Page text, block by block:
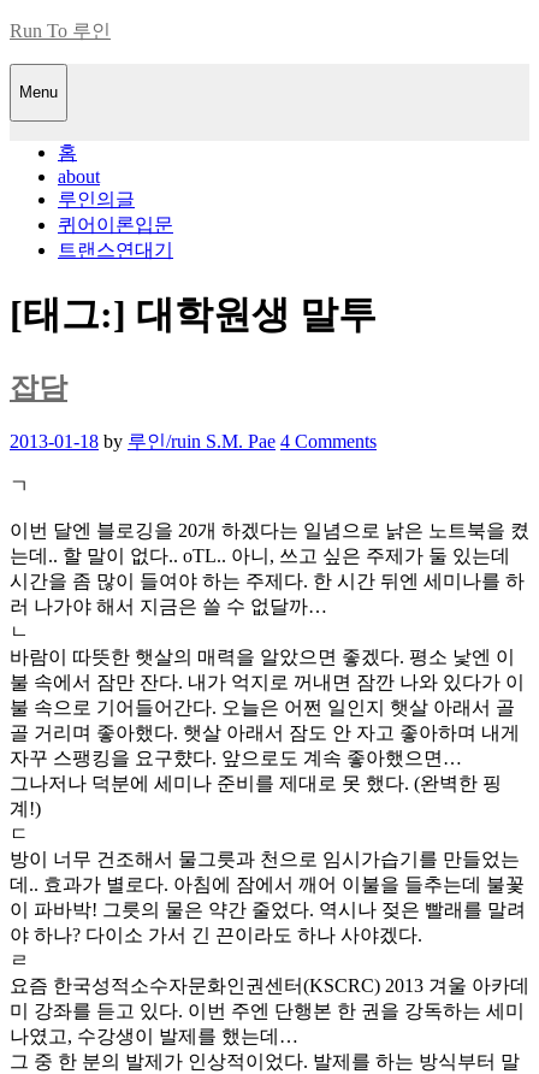
Skip
content
Run To 루인
Menu
홈
about
루인의글
퀴어이론입문
트랜스연대기
[태그:] 대학원생 말투
잡담
Posted
2013-01-18 by 루인/ruin S.M. Pae 4 Comments
ㄱ
이번 달엔 블로깅을 20개 하겠다는 일념으로 낡은 노트북을 켰
는데.. 할 말이 없다.. oTL.. 아니, 쓰고 싶은 주제가 둘 있는데
시간을 좀 많이 들여야 하는 주제다. 한 시간 뒤엔 세미나를 하
러 나가야 해서 지금은 쓸 수 없달까…
ㄴ
바람이 따뜻한 햇살의 매력을 알았으면 좋겠다. 평소 낯엔 이
불 속에서 잠만 잔다. 내가 억지로 꺼내면 잠깐 나와 있다가 이
불 속으로 기어들어간다. 오늘은 어쩐 일인지 햇살 아래서 골
골 거리며 좋아했다. 햇살 아래서 잠도 안 자고 좋아하며 내게
자꾸 스팽킹을 요구햤다. 앞으로도 계속 좋아했으면…
그나저나 덕분에 세미나 준비를 제대로 못 했다. (완벽한 핑
계!)
ㄷ
방이 너무 건조해서 물그릇과 천으로 임시가습기를 만들었는
데.. 효과가 별로다. 아침에 잠에서 깨어 이불을 들추는데 불꽃
이 파바박! 그릇의 물은 약간 줄었다. 역시나 젖은 빨래를 말려
야 하나? 다이소 가서 긴 끈이라도 하나 사야겠다.
ㄹ
요즘 한국성적소수자문화인권센터(KSCRC) 2013 겨울 아카데
미 강좌를 듣고 있다. 이번 주엔 단행본 한 권을 강독하는 세미
나였고, 수강생이 발제를 했는데…
그 중 한 분의 발제가 인상적이었다. 발제를 하는 방식부터 말